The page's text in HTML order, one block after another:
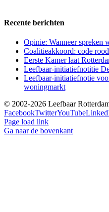
Recente berichten
Opinie: Wanneer spreken
Coalitieakkoord: code
Eerste Kamer laat
Leefbaar-initiatiefnotitie
Leefbaar-initiatiefnotie
woningmarkt
© 2002-2026 Leefbaar
FacebookTwitterYouTube
Page load link
Ga naar de bovenkant